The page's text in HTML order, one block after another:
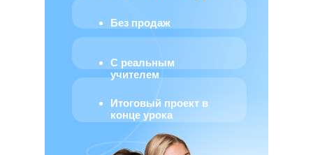
С реальным
учителем
Итоговый проект в
конце урока
Без продаж